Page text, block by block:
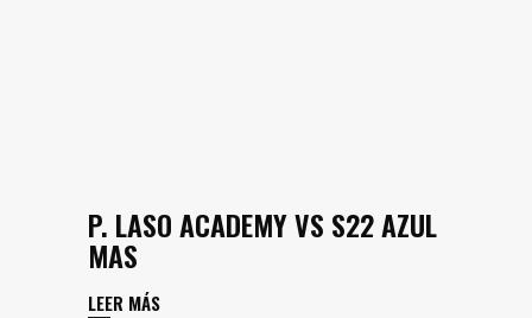
P. LASO ACADEMY VS S22 AZUL
MAS
LEER MÁS